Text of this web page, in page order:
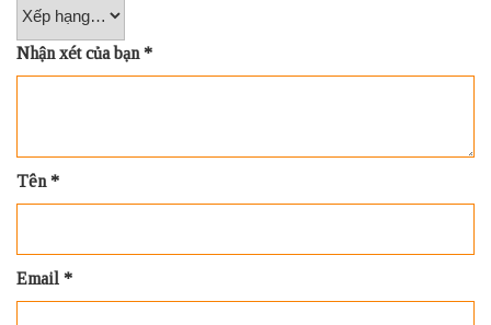
Nhận xét của bạn*
Tên*
Email *